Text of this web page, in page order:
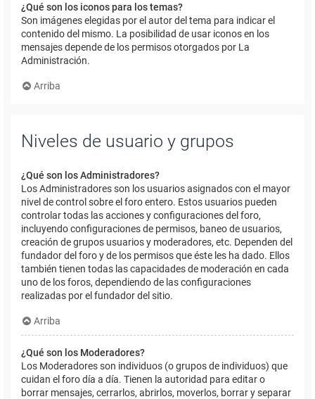
¿Qué son los iconos para los temas?
Son imágenes elegidas por el autor del tema para indicar el
contenido del mismo. La posibilidad de usar iconos en los
mensajes depende de los permisos otorgados por La
Administración.
Arriba
Niveles de usuario y grupos
¿Qué son los Administradores?
Los Administradores son los usuarios asignados con el mayor
nivel de control sobre el foro entero. Estos usuarios pueden
controlar todas las acciones y configuraciones del foro,
incluyendo configuraciones de permisos, baneo de usuarios,
creación de grupos usuarios y moderadores, etc. Dependen del
fundador del foro y de los permisos que éste les ha dado. Ellos
también tienen todas las capacidades de moderación en cada
uno de los foros, dependiendo de las configuraciones
realizadas por el fundador del sitio.
Arriba
¿Qué son los Moderadores?
Los Moderadores son individuos (o grupos de individuos) que
cuidan el foro día a día. Tienen la autoridad para editar o
borrar mensajes, cerrarlos, abrirlos, moverlos, borrar y separar